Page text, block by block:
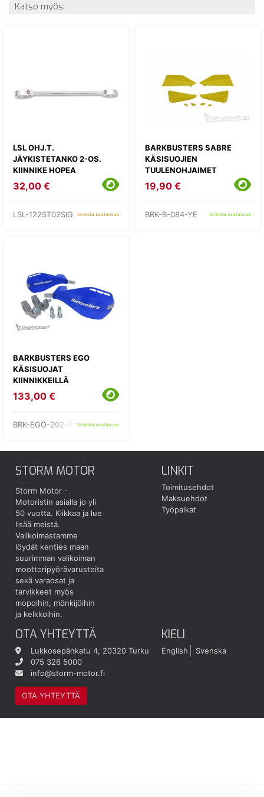
Katso myös:
LSL OHJ.T.
JÄYKISTETANKO 2-OS.
KIINNIKE HOPEA
32,00 €
LSL-122ST02SIG tarkista saatavuus
BARKBUSTERS SABRE
KÄSISUOJIEN
TUULENOHJAIMET
19,90 €
BRK-B-084-YE tarkista saatavuus
BARKBUSTERS EGO
KÄSISUOJAT
KIINNIKKEILLÄ
133,00 €
BRK-EGO-202-00-BUtarkista saatavuus
STORM MOTOR
Storm Motor -
Motoristin asialla jo yli
50 vuotta. Klikkaa ja lue
lisää meistä.
Valikoimastamme
löydät kenties maan
suurimman valikoiman
moottoripyörävarusteita
sekä varaosat ja
tarvikkeet myös
mopoihin, mönkijöihin
ja kelkkoihin.
LINKIT
Toimitusehdot
Maksuehdot
Työpaikat
OTA YHTEYTTÄ
Lukkosepänkatu 4, 20320 Turku
075 326 5000
info@storm-motor.fi
OTA YHTEYTTÄ
KIELI
English Svenska